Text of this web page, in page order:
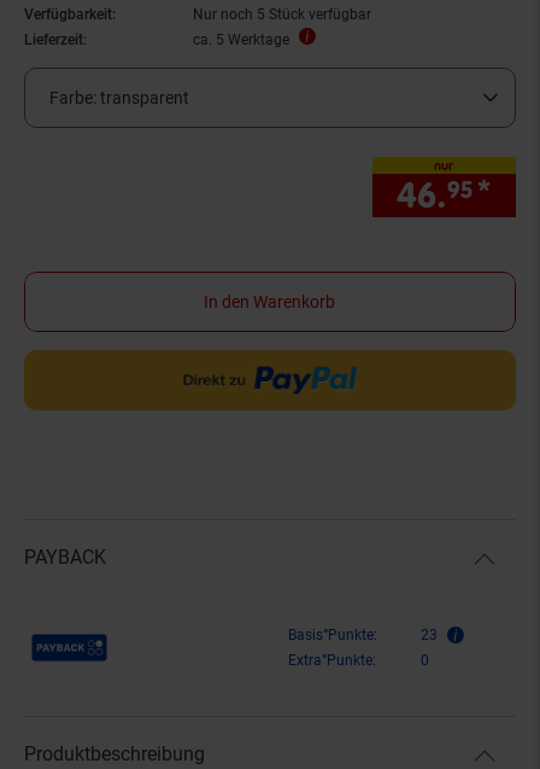
Verfügbarkeit:
Nur noch 5 Stück verfügbar
Lieferzeit:
ca. 5 Werktage
Farbe: transparent
nur
46.95 *
In den Warenkorb
PAYBACK
Payback Punkte Basis°Punkte:
23
Extra°Punkte:
0
Produktbeschreibung